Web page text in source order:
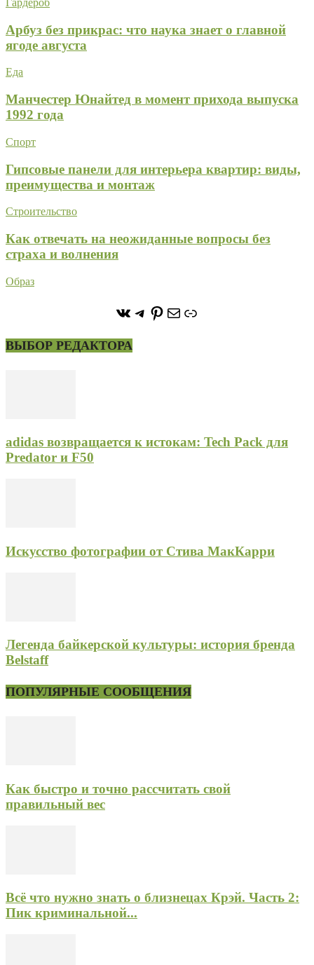
Гардероб
Арбуз без прикрас: что наука знает о главной
ягоде августа
Еда
Манчестер Юнайтед в момент прихода выпуска
1992 года
Спорт
Гипсовые панели для интерьера квартир: виды,
преимущества и монтаж
Строительство
Как отвечать на неожиданные вопросы без
страха и волнения
Образ
https://vk.com/
https://t.me/stoneforest
https://
ПочтаСсылка
ВЫБОР РЕДАКТОРА
adidas возвращается к истокам: Tech Pack для
Predator и F50
Искусство фотографии от Стива МакКарри
Легенда байкерской культуры: история бренда
Belstaff
ПОПУЛЯРНЫЕ СООБЩЕНИЯ
Как быстро и точно рассчитать свой
правильный вес
Всё что нужно знать о близнецах Крэй. Часть 2:
Пик криминальной...